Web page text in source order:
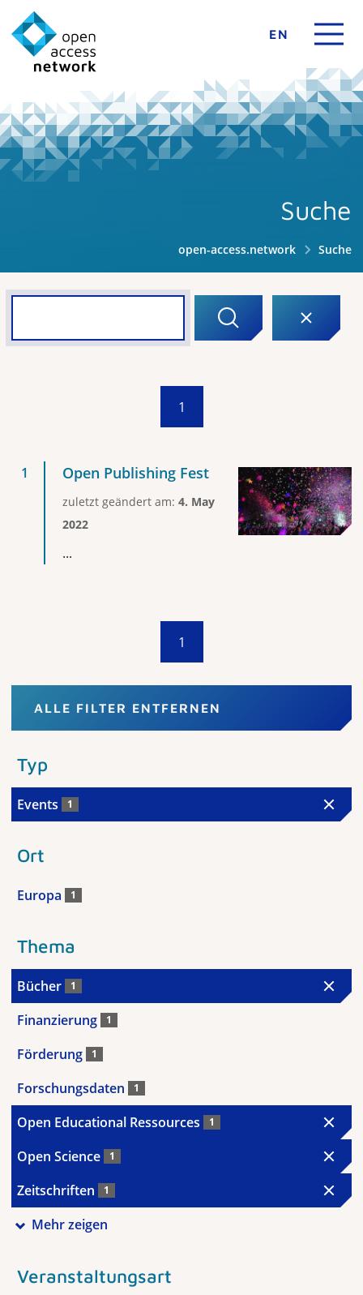
EN
Suche
open-access.network Suche
1
Open Publishing Fest
zuletzt geändert am: 4. May
2022
...
1
ALLE FILTER ENTFERNEN
Typ
Events 1
Ort
Europa 1
Thema
Bücher 1
Finanzierung 1
Förderung 1
Forschungsdaten 1
Open Educational Ressources 1
Open Science 1
Zeitschriften 1
Mehr zeigen
Veranstaltungsart